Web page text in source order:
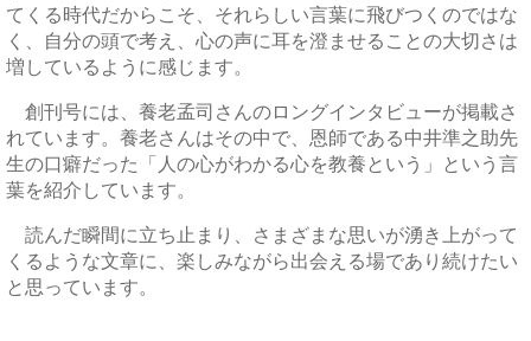
てくる時代だからこそ、それらしい言葉に飛びつくのではな
く、自分の頭で考え、心の声に耳を澄ませることの大切さは
増しているように感じます。
創刊号には、養老孟司さんのロングインタビューが掲載さ
れています。養老さんはその中で、恩師である中井準之助先
生の口癖だった「人の心がわかる心を教養という」という言
葉を紹介しています。
読んだ瞬間に立ち止まり、さまざまな思いが湧き上がって
くるような文章に、楽しみながら出会える場であり続けたい
と思っています。